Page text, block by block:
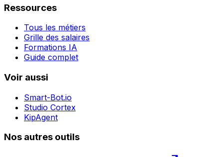
Ressources
Tous les métiers
Grille des salaires
Formations IA
Guide complet
Voir aussi
Smart-Bot.io
Studio Cortex
KipAgent
Nos autres outils